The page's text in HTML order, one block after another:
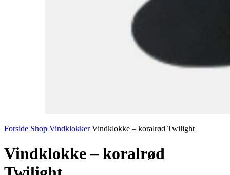
Forside Shop VindklokkerVindklokke – koralrød Twilight
Vindklokke – koralrød